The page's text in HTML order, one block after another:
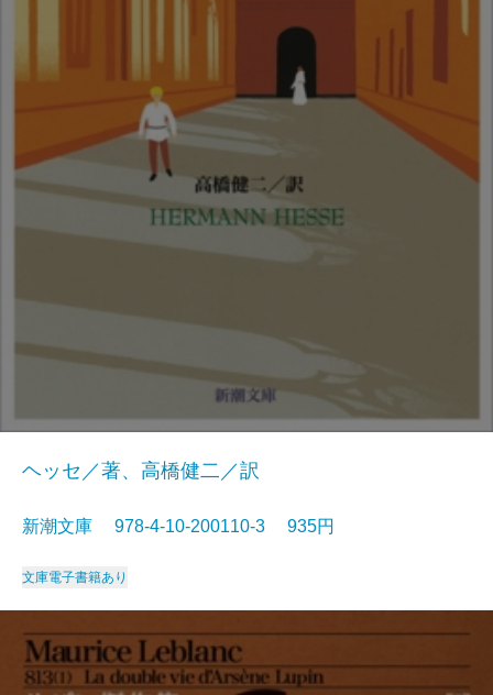
ヘッセ／著、高橋健二／訳
新潮文庫 978-4-10-200110-3 935円
文庫電子書籍あり